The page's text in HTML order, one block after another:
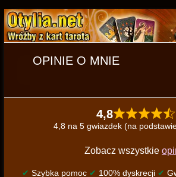
OPINIE O MNIE
4,8
4,8 na 5 gwiazdek (na
Zobacz wszystkie
✔ Szybka pomoc ✔ 100% dyskrecji ✔